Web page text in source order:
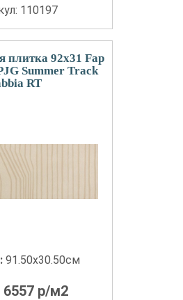
110197
плитка 92x31 Fap
Summer Track
RT
91.50x30.50см
6557р/м2